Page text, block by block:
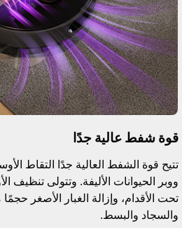
شفط عالية جدًا
قوة الشفط العالية جدًا التقاط
الحيوانات الأليفة. وتتولى تنظيف
الأقدام، وإزالة الغبار الأصغر حجمًا
والبسط.